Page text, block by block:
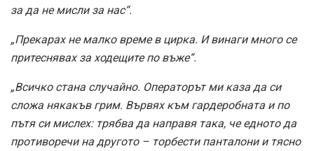
за да не мисли за нас“.
„Прекарах не малко време в цирка. И винаги много се
притеснявах за ходещите по въже“.
„Всичко стана случайно. Операторът ми каза да си
сложа някакъв грим. Вървях към гардеробната и по
пътя си мислех: трябва да направя така, че едното да
противоречи на другото – торбести панталони и тясно